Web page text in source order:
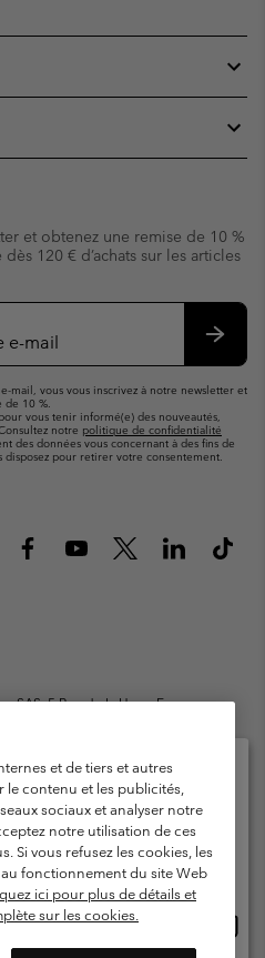
et obtenez une remise de 10 %
120 € d’achats sur les articles
mail, vous vous inscrivez à notre newsletter et
de 10 %.
vous tenir informé(e) des nouveautés,
notre politique de confidentialité
des données vous concernant à des fins de
disposez pour retirer votre consentement.
SAS. 5 Rue de la Haye, Espace
par l'utilisateur
Impressum
et de tiers et autres
contenu et les publicités,
sociaux et analyser notre
notre utilisation de ces
Si vous refusez les cookies, les
fonctionnement du site Web
ici pour plus de détails et
sur les cookies.
pays d’expédition et
langue
ligne disponibles